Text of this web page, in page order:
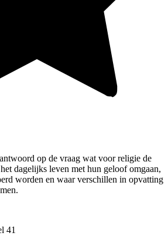
op de vraag wat voor religie de
dagelijks leven met hun geloof omgaan,
worden en waar verschillen in opvatting
41